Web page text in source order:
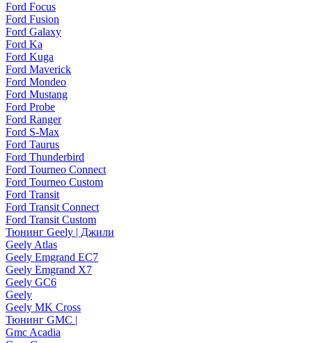
Ford Focus
Ford Fusion
Ford Galaxy
Ford Ka
Ford Kuga
Ford Maverick
Ford Mondeo
Ford Mustang
Ford Probe
Ford Ranger
Ford S-Max
Ford Taurus
Ford Thunderbird
Ford Tourneo Connect
Ford Tourneo Custom
Ford Transit
Ford Transit Connect
Ford Transit Custom
Тюнинг Geely | Джили
Geely Atlas
Geely Emgrand EC7
Geely Emgrand X7
Geely GC6
Geely
Geely MK Cross
Тюнинг GMC |
Gmc Acadia